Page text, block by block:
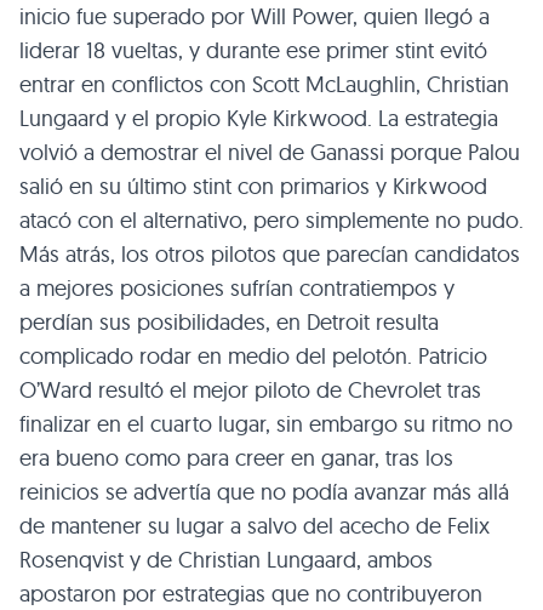
inicio fue superado por Will Power, quien llegó a
liderar 18 vueltas, y durante ese primer stint evitó
entrar en conflictos con Scott McLaughlin, Christian
Lungaard y el propio Kyle Kirkwood. La estrategia
volvió a demostrar el nivel de Ganassi porque Palou
salió en su último stint con primarios y Kirkwood
atacó con el alternativo, pero simplemente no pudo.
Más atrás, los otros pilotos que parecían candidatos
a mejores posiciones sufrían contratiempos y
perdían sus posibilidades, en Detroit resulta
complicado rodar en medio del pelotón. Patricio
O’Ward resultó el mejor piloto de Chevrolet tras
finalizar en el cuarto lugar, sin embargo su ritmo no
era bueno como para creer en ganar, tras los
reinicios se advertía que no podía avanzar más allá
de mantener su lugar a salvo del acecho de Felix
Rosenqvist y de Christian Lungaard, ambos
apostaron por estrategias que no contribuyeron